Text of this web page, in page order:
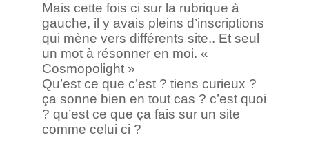
Mais cette fois ci sur la rubrique à
gauche, il y avais pleins d’inscriptions
qui mène vers différents site.. Et seul
un mot à résonner en moi. «
Cosmopolight »
Qu’est ce que c’est ? tiens curieux ?
ça sonne bien en tout cas ? c’est quoi
? qu’est ce que ça fais sur un site
comme celui ci ?